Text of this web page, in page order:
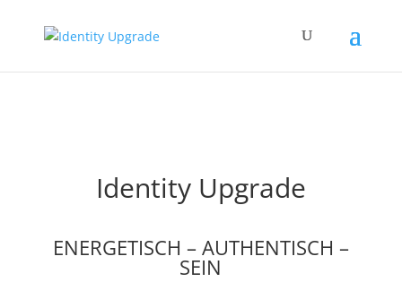
Identity Upgrade
ENERGETISCH – AUTHENTISCH –
SEIN